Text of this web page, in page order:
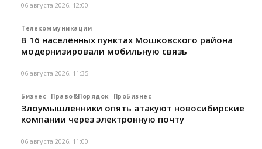
06 августа 2026, 12:00
Телекоммуникации
В 16 населённых пунктах Мошковского района
модернизировали мобильную связь
06 августа 2026, 11:35
Бизнес Право&Порядок ПроБизнес
Злоумышленники опять атакуют новосибирские
компании через электронную почту
06 августа 2026, 11:00